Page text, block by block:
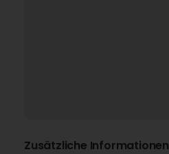
Zusätzliche Informationen